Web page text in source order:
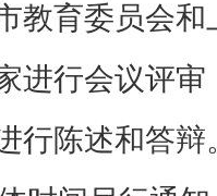
育委员会和
进行会议评
行陈述和答